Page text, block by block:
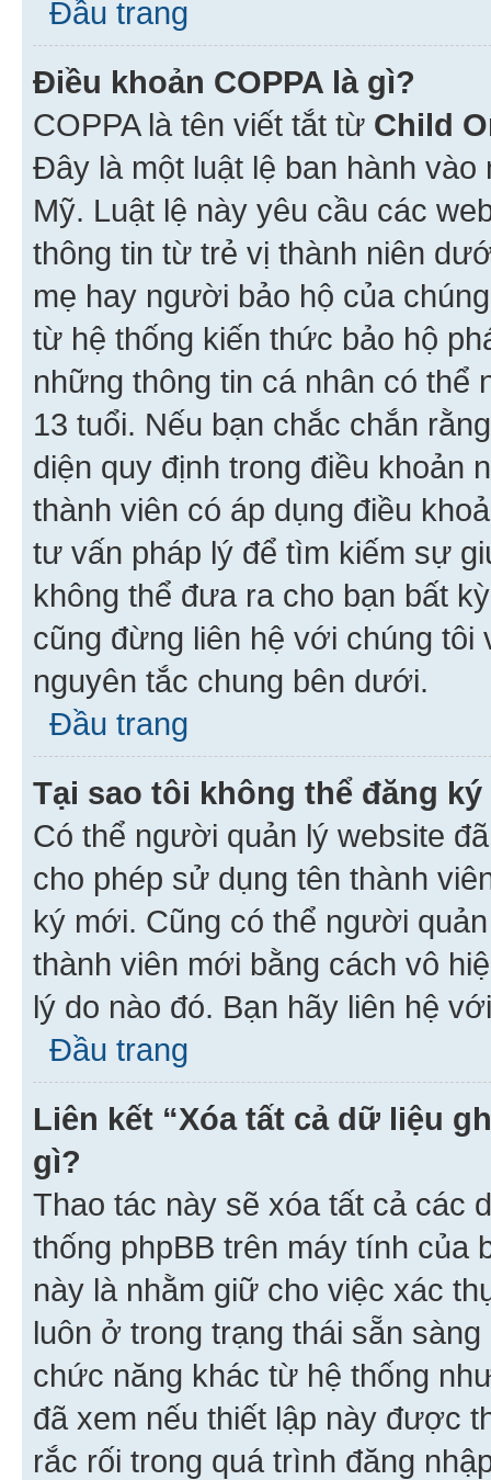
Đầu trang
Điều khoản COPPA là gì?
COPPA là tên viết tắt từ Child
Đây là một luật lệ ban hành
Mỹ. Luật lệ này yêu cầu các
thông tin từ trẻ vị thành niên
mẹ hay người bảo hộ của
từ hệ thống kiến thức bảo hộ
những thông tin cá nhân có thể
13 tuổi. Nếu bạn chắc chắn
diện quy định trong điều khoản
thành viên có áp dụng điều
tư vấn pháp lý để tìm kiếm sự
không thể đưa ra cho bạn bất
cũng đừng liên hệ với chúng
nguyên tắc chung bên dưới.
Đầu trang
Tại sao tôi không thể đăng
Có thể người quản lý website
cho phép sử dụng tên thành
ký mới. Cũng có thể người
thành viên mới bằng cách vô
lý do nào đó. Bạn hãy liên hệ
Đầu trang
Liên kết “Xóa tất cả dữ liệu
gì?
Thao tác này sẽ xóa tất cả các
thống phpBB trên máy tính của
này là nhằm giữ cho việc xác
luôn ở trong trạng thái sẵn
chức năng khác từ hệ thống
đã xem nếu thiết lập này được
rắc rối trong quá trình đăng